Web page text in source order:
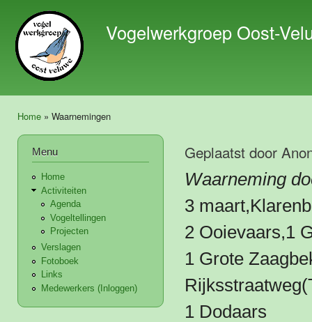
en
de
Vogelwerkgroep Oost-
Home » Waarnemingen
Menu
Home
Activiteiten
Agenda
Vogeltellingen
Projecten
Verslagen
Fotoboek
Links
Medewerkers (Inloggen)
Geplaatst door
Waarneming
3
2 Ooievaars,1
1 Grote
1 Dodaars